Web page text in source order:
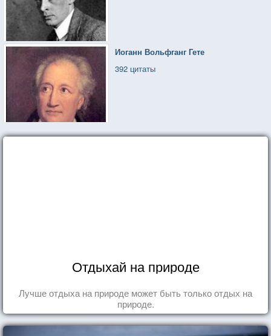
Иоганн Вольфганг Гете
392 цитаты
Отдыхай на природе
Лучше отдыха на природе может быть только отдых на
природе.